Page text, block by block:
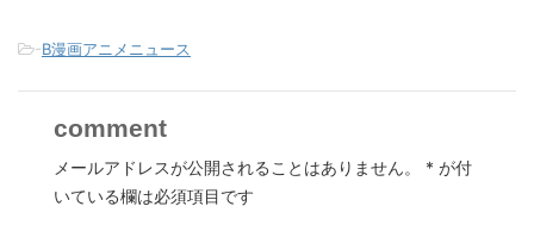
-B漫画アニメニュース
comment
メールアドレスが公開されることはありません。 * が付
いている欄は必須項目です